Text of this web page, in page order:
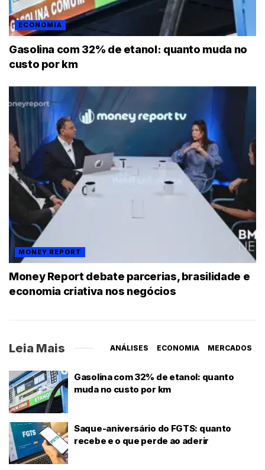
ECONOMIA
Gasolina com 32% de etanol: quanto muda no
custo por km
MONEY REPORT
Money Report debate parcerias, brasilidade e
economia criativa nos negócios
Leia Mais ANÁLISES ECONOMIA MERCADOS
Gasolina com 32% de etanol: quanto
muda no custo por km
Saque-aniversário do FGTS: quanto
recebe e o que perde ao aderir